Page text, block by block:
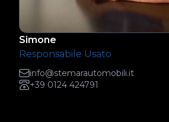
Simone
Responsabile Usato
info@stemarautomobili.it
+39 0124 424791